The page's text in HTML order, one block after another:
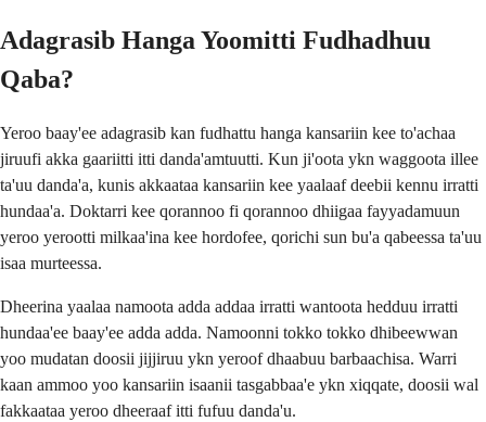
Adagrasib Hanga Yoomitti Fudhadhuu
Qaba?
Yeroo baay'ee adagrasib kan fudhattu hanga kansariin kee to'achaa
jiruufi akka gaariitti itti danda'amtuutti. Kun ji'oota ykn waggoota illee
ta'uu danda'a, kunis akkaataa kansariin kee yaalaaf deebii kennu irratti
hundaa'a. Doktarri kee qorannoo fi qorannoo dhiigaa fayyadamuun
yeroo yerootti milkaa'ina kee hordofee, qorichi sun bu'a qabeessa ta'uu
isaa murteessa.
Dheerina yaalaa namoota adda addaa irratti wantoota hedduu irratti
hundaa'ee baay'ee adda adda. Namoonni tokko tokko dhibeewwan
yoo mudatan doosii jijjiruu ykn yeroof dhaabuu barbaachisa. Warri
kaan ammoo yoo kansariin isaanii tasgabbaa'e ykn xiqqate, doosii wal
fakkaataa yeroo dheeraaf itti fufuu danda'u.